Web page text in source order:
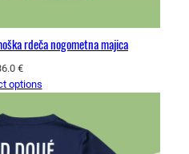
rdeča nogometna majica
€
options